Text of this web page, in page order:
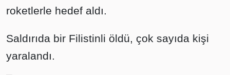
roketlerle hedef aldı.
Saldırıda bir Filistinli öldü, çok sayıda kişi
yaralandı.